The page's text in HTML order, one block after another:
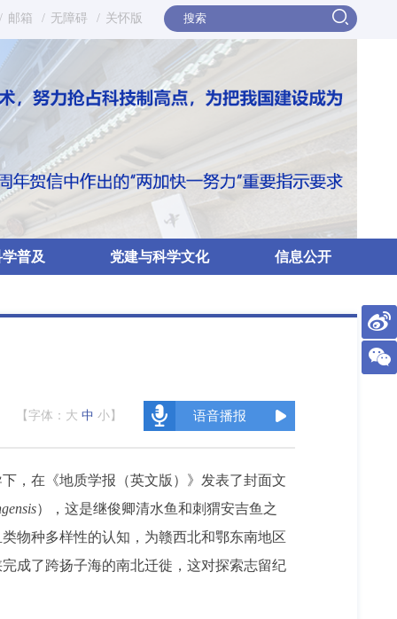
邮箱 / 无障碍 / 关怀版
普及 党建与科学文化 信息公开
【字体： 大 中 小 】 语音播报
，在《地质学报（英文版）》发表了封面文
），这是继俊卿清水鱼和刺猬安吉鱼之
物种多样性的认知，为赣西北和鄂东南地区
成了跨扬子海的南北迁徙， 这对探索志留纪